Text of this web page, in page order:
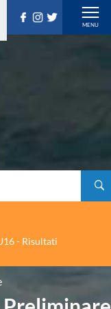
- Risultati